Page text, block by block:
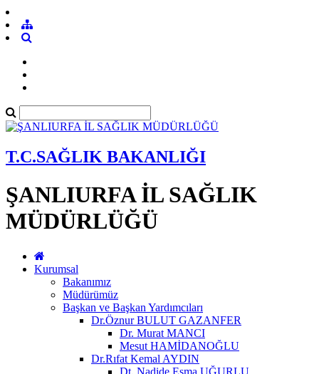
T.C.SAĞLIK BAKANLIĞI
ŞANLIURFA İL SAĞLIK
MÜDÜRLÜĞÜ
Kurumsal
Bakanımız
Müdürümüz
Başkan ve Başkan Yardımcıları
Dr.Öznur BULUT GAZANFER
Dr. Murat MANCI
Mesut HAMİDANOĞLU
Dr.Rıfat Kemal AYDIN
Dt. Nadide Esma UĞURLU